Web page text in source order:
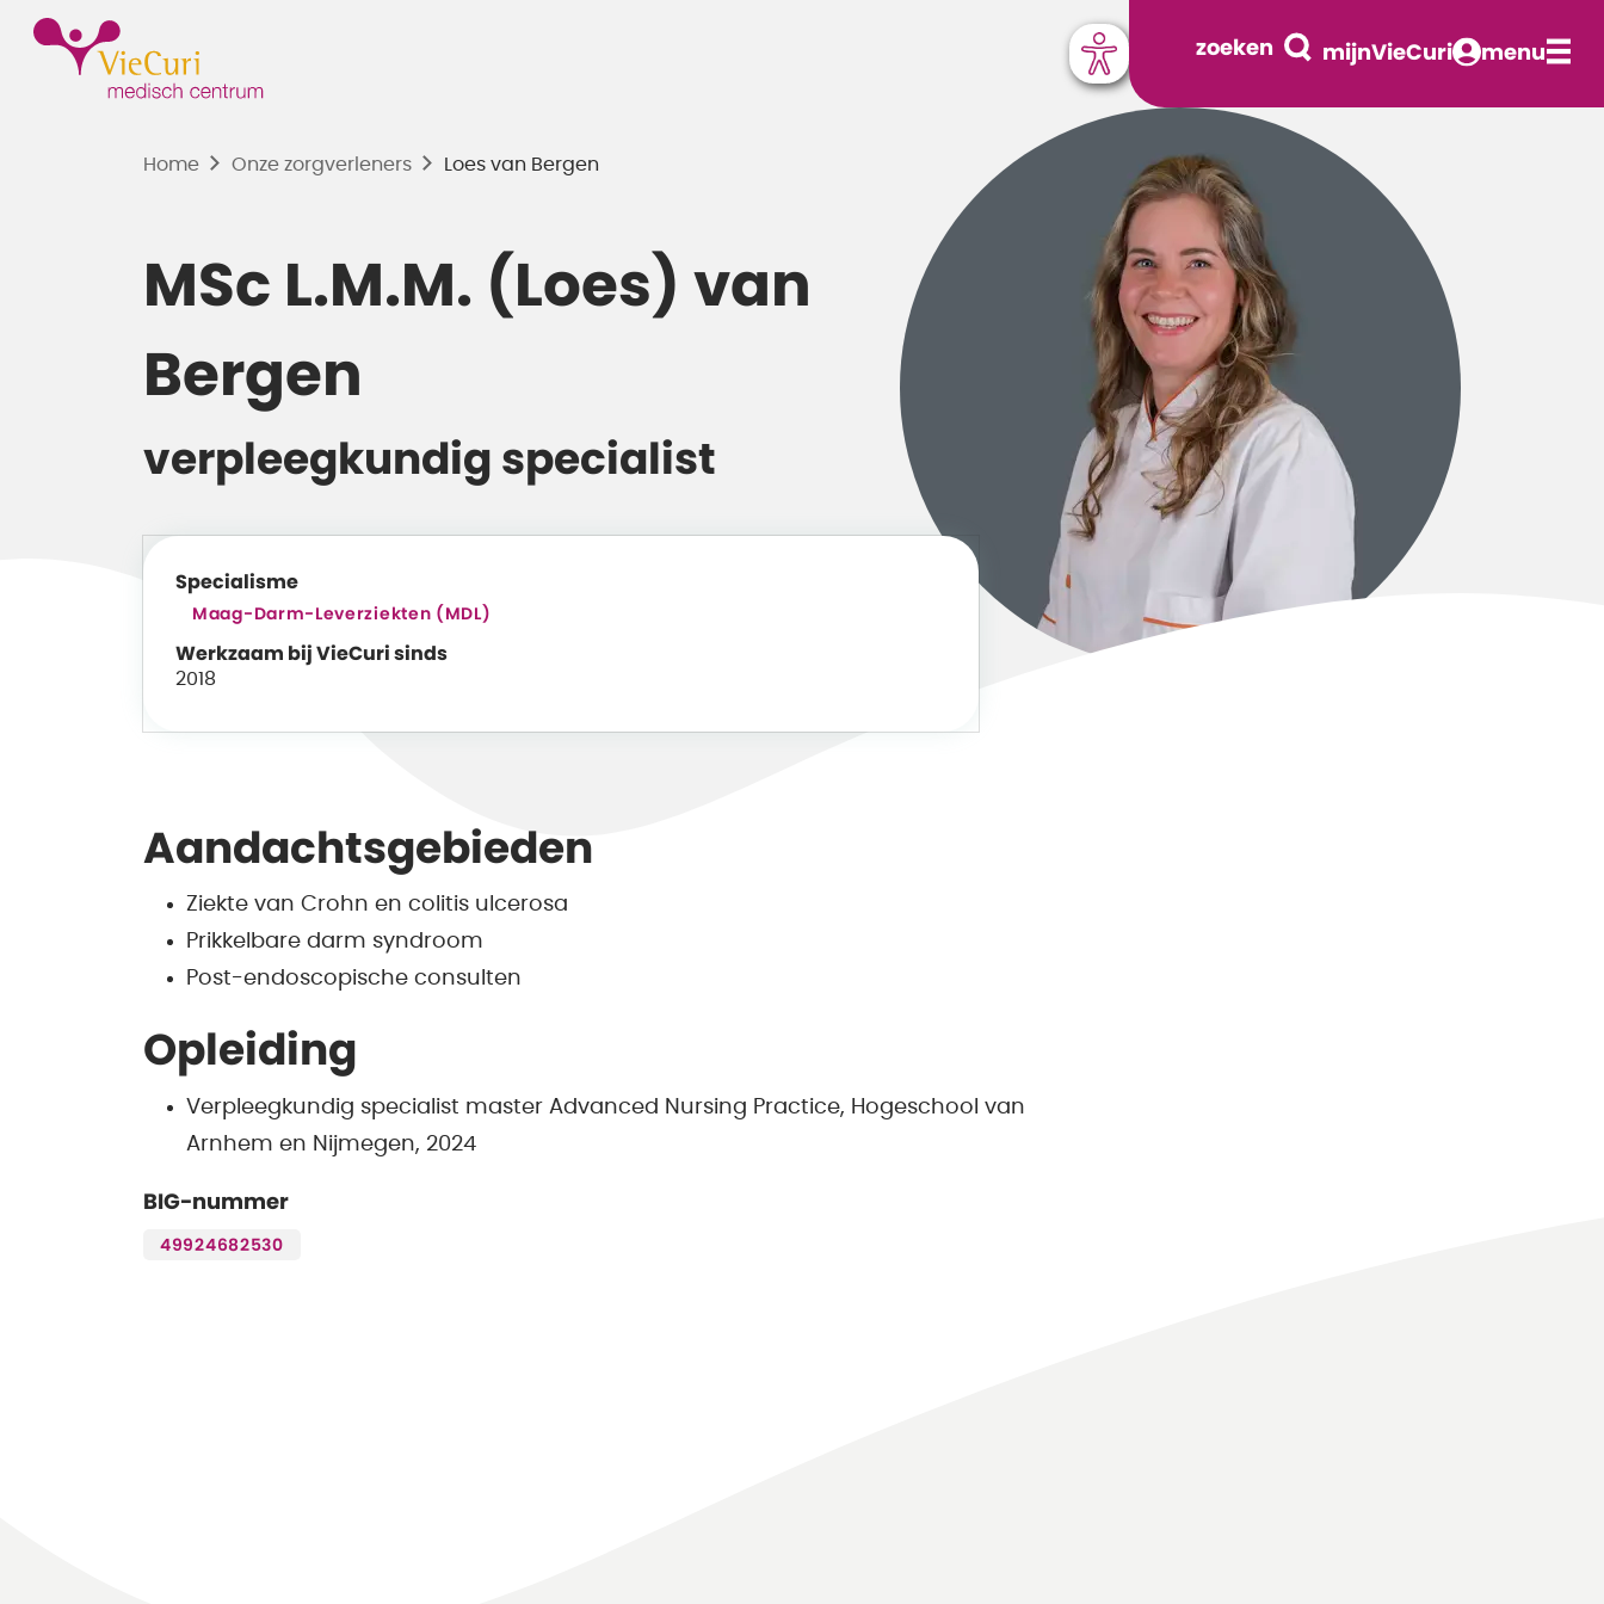
zoeken mijnVieCuri menu
Home Onze zorgverleners Loes van Bergen
MSc L.M.M. (Loes) van
Bergen
verpleegkundig specialist
Specialisme
Maag-Darm-Leverziekten (MDL)
Werkzaam bij VieCuri sinds
2018
Aandachtsgebieden
Ziekte van Crohn en colitis ulcerosa
Prikkelbare darm syndroom
Post-endoscopische consulten
Opleiding
Verpleegkundig specialist master Advanced Nursing Practice, Hogeschool van
Arnhem en Nijmegen, 2024
BIG-nummer
49924682530